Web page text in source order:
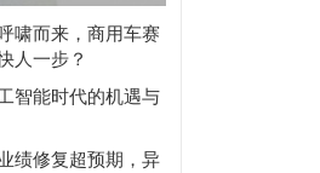
啸而来，商用车赛
人一步？
智能时代的机遇与
绩修复超预期，异